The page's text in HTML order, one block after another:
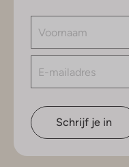
Schrijf je in